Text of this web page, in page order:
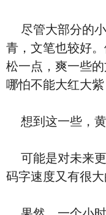
尽管大部分的小
青，文笔也较好
松一点，爽一些
哪怕不能大红大紫
想到这一些，黄
可能是对未来更
码字速度又有很大